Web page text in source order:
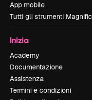
App mobile
Tutti gli strumenti Magnific
Inizia
Academy
Documentazione
Assistenza
Termini e condizioni